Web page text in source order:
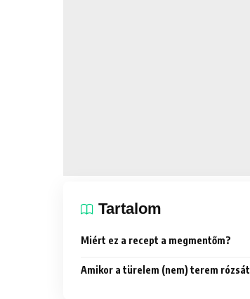
Tartalom
Miért ez a recept a megmentőm?
Amikor a türelem (nem) terem rózsát